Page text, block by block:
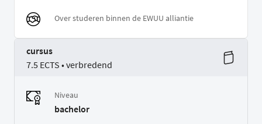
Over studeren binnen de EWUU alliantie
cursus
7.5 ECTS • verbredend
Niveau
bachelor